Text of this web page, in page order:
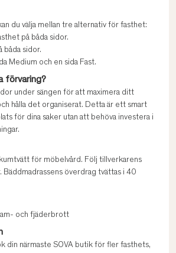
du välja mellan tre alternativ för fasthet:
på båda sidor.
båda sidor.
Medium och en sida Fast.
förvaring?
under sängen för att maximera ditt
hålla det organiserat. Detta är ett smart
för dina saker utan att behöva investera i
för möbelvård. Följ tillverkarens
överdrag tvättas i 40
och fjäderbrott
din närmaste SOVA butik för fler fasthets,